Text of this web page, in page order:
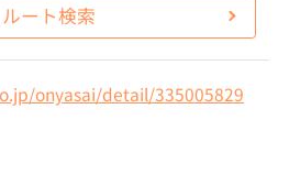
ルート検索
onyasai/detail/335005829